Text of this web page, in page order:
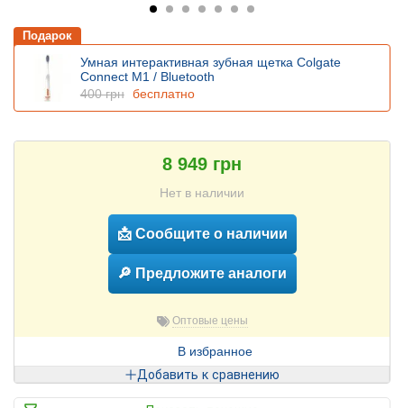
Подарок
Умная интерактивная зубная щетка Colgate
Connect M1 / Bluetooth
400 грн бесплатно
8 949 грн
Нет в наличии
📩 Сообщите о наличии
🔎 Предложите аналоги
Оптовые цены
В избранное
Добавить к сравнению